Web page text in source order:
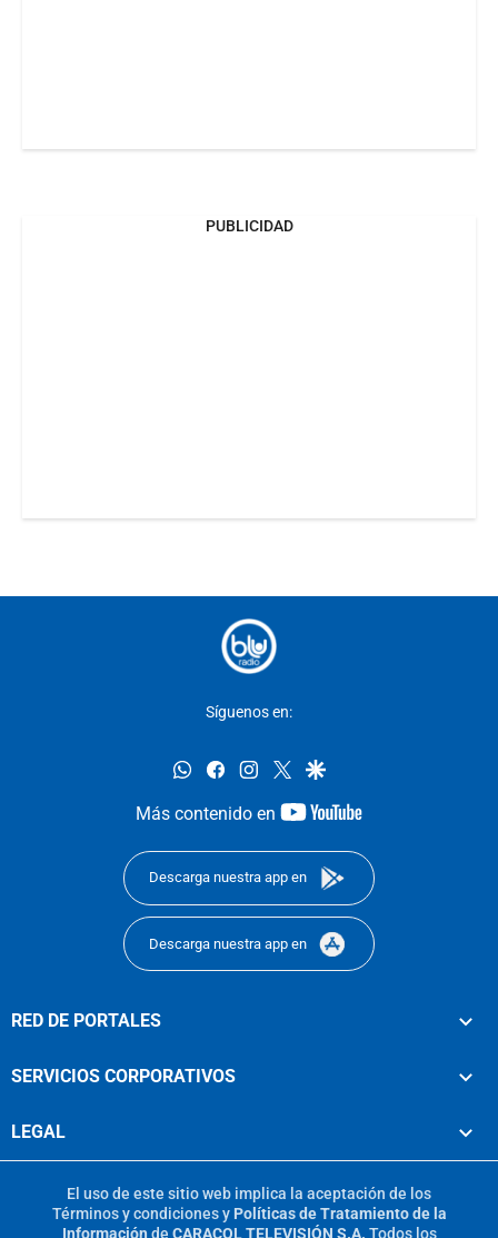
PUBLICIDAD
Síguenos en:
whatsappfacebookinstagram
twittergoogle
Más contenido en
youtube-
Descarga nuestra app en
Descarga nuestra app en
RED DE PORTALES
SERVICIOS CORPORATIVOS
LEGAL
El uso de este sitio web implica la aceptación de los
Términos y condicionesy Políticas de Tratamiento de la
Información de CARACOL TELEVISIÓN S.A. Todos los